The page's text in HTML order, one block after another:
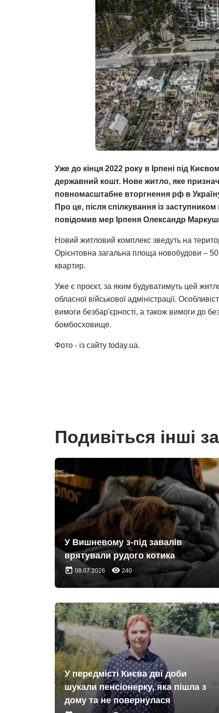
Уже до кінця 2022 року в Ірпені під
державний кошт. Нове житло, яке
повномасштабне вторгнення рф в
Про це, після спілкування із
повідомив мер Ірпеня Олександр
Новий житловий комплекс зведуть на
Орієнтовна загальна площа новобудови –
квартир.
Уже є проєкт, за яким будуватимуть цей
обласної військової адміністрації.
вимоги безбар'єрності, а також вимоги до
бомбосховище.
Фото - із сайту today.ua.
Подивіться інші
У Вишневому з-під завалів
врятували рудого котика
today 08.07.2026 remove_red_eye 240
У передмісті Києва дві доби
шукали пенсіонерку, яка пішла з
дому та не повернулася